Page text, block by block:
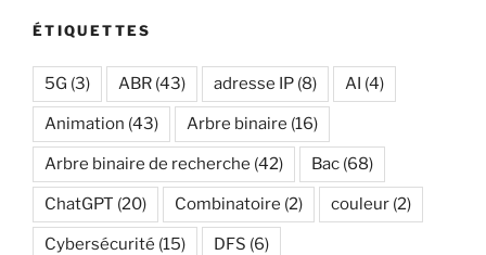
ÉTIQUETTES
5G (3) ABR (43) adresse IP (8) AI (4)
Animation (43) Arbre binaire (16)
Arbre binaire de recherche (42) Bac (68)
ChatGPT (20) Combinatoire (2) couleur (2)
Cybersécurité (15) DFS (6)